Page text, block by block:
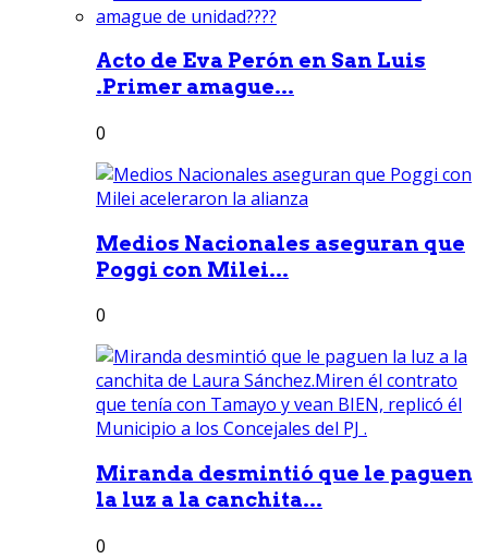
Acto de Eva Perón en San Luis
.Primer amague...
0
Medios Nacionales aseguran que
Poggi con Milei...
0
Miranda desmintió que le paguen
la luz a la canchita...
0